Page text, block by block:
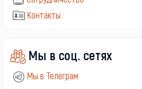
Контакты
Мы в соц. сетях
Мы в Телеграм